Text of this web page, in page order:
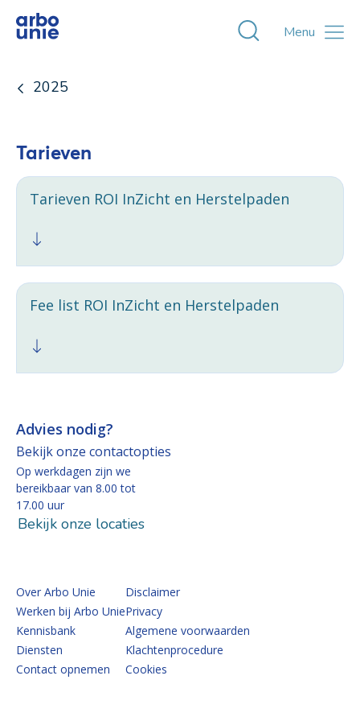
Toggle
Menu
2025
Tarieven
Tarieven ROI InZicht en Herstelpaden
Fee list ROI InZicht en Herstelpaden
Advies nodig?
Bekijk onze contactopties
Op werkdagen zijn we
bereikbaar van 8.00 tot
17.00 uur
Bekijk onze locaties
Over Arbo Unie
Werken bij Arbo Unie
Kennisbank
Diensten
Contact opnemen
Disclaimer
Privacy
Algemene voorwaarden
Klachtenprocedure
Cookies